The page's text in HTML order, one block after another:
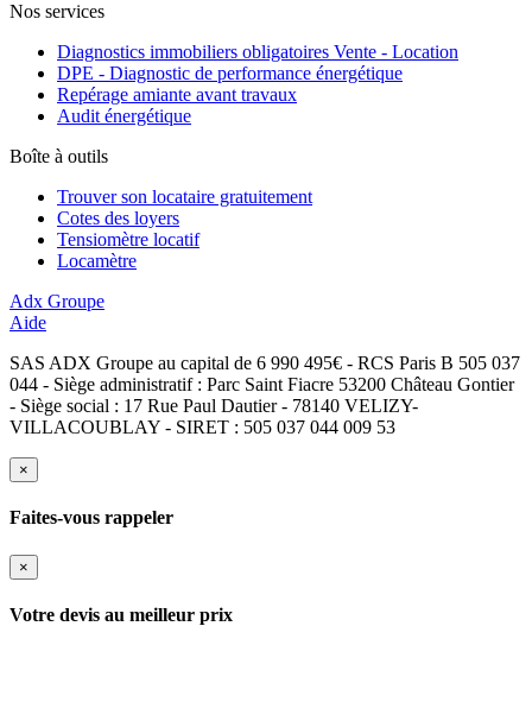
Nos services
Diagnostics immobiliers obligatoires Vente - Location
DPE - Diagnostic de performance énergétique
Repérage amiante avant travaux
Audit énergétique
Boîte à outils
Trouver son locataire gratuitement
Cotes des loyers
Tensiomètre locatif
Locamètre
Adx Groupe
Aide
SAS ADX Groupe au capital de 6 990 495€ - RCS Paris B 505 037
044 - Siège administratif : Parc Saint Fiacre 53200 Château Gontier
- Siège social : 17 Rue Paul Dautier - 78140 VELIZY-
VILLACOUBLAY - SIRET : 505 037 044 009 53
×
Faites-vous rappeler
×
Votre devis au meilleur prix